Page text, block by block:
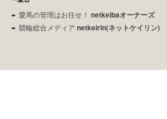
愛馬の管理はお任せ！ netkeibaオーナーズ
競輪総合メディア netkeirin(ネットケイリン)